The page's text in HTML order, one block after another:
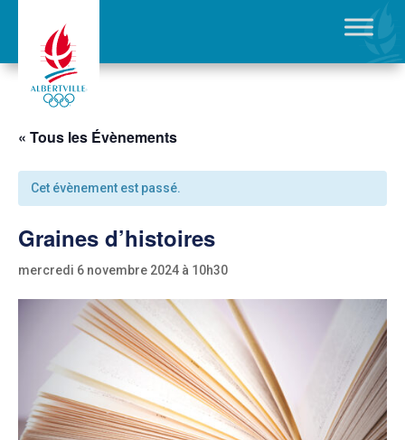
« Tous les Évènements
Cet évènement est passé.
Graines d’histoires
mercredi 6 novembre 2024 à 10h30